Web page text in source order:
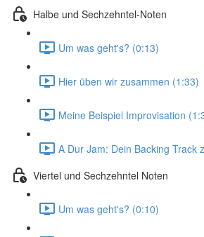
Halbe und Sechzehntel-Noten
Um was geht's? (0:13)
Hier üben wir zusammen (1:33)
Meine Beispiel Improvisation
A Dur Jam: Dein Backing Track
Viertel und Sechzehntel Noten
Um was geht's? (0:10)